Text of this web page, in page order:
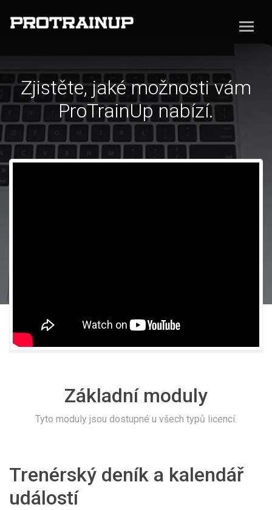
Zjistěte, jaké možnosti vám
ProTrainUp nabízí.
Základní moduly
Tyto moduly jsou dostupné u všech typů licencí.
Trenérský deník a kalendář
událostí